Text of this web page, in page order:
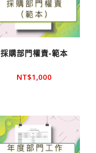
採購部門權責-範本
NT$1,000